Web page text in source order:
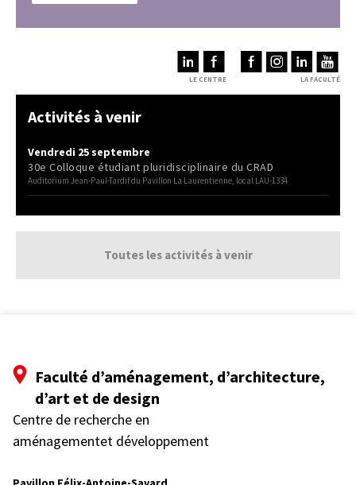
LA FACULTÉ
LE CENTRE
Activités à venir
Vendredi 25 septembre
30e Colloque étudiant pluridisciplinaire du CRAD
Auditorium Jean-Paul-Tardif du Pavillon La Laurentienne, local LAU-1334
Toutes les activités à venir
Faculté d’aménagement, d’architecture,
d’art et de design
Centre de recherche en
aménagementet développement